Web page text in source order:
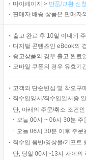
마이페이지 > 반품/교환 신
판매자 배송 상품은 판매자
출고 완료 후 10일 이내의
디지털 콘텐츠인 eBook의
중고상품의 경우 출고 완료
모바일 쿠폰의 경우 유효기
고객의 단순변심 및 착오구
직수입양서/직수입일서중
단, 아래의 주문/취소 조건
오늘 00시 ~ 06시 30분
오늘 06시 30분 이후 주
직수입 음반/영상물/기프트
단, 당일 00시~13시 사이의